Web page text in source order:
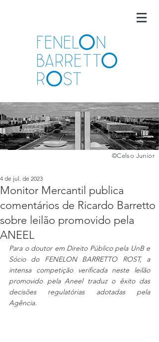
©️Celso Junior
Monitor Mercantil publica
comentários de Ricardo Barretto
sobre leilão promovido pela
ANEEL
4 de jul. de 2023
Para o doutor em Direito Público pela UnB e
Sócio do FENELON BARRETTO ROST, a
intensa competição verificada neste leilão
promovido pela Aneel traduz o êxito das
decisões regulatórias adotadas pela
Agência.